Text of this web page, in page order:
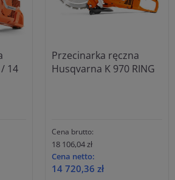
14
Przecinarka ręczna
Husqvarna K 970 RING
Cena brutto:
18 106,04 zł
Cena netto:
14 720,36 zł